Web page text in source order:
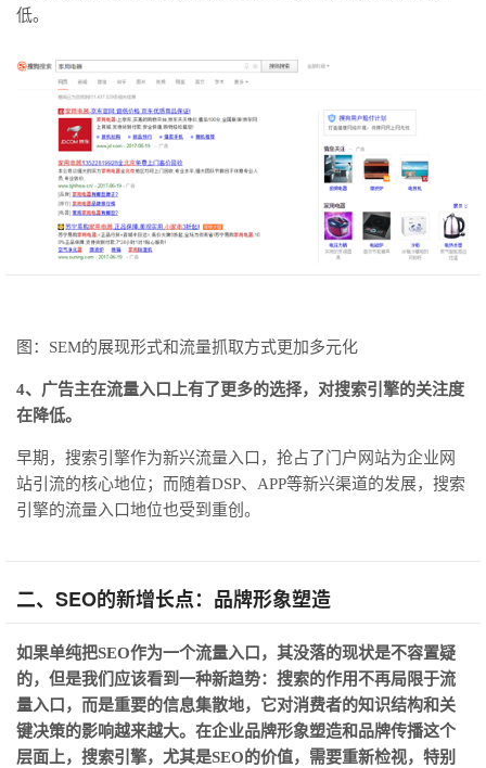
低。
图：SEM的展现形式和流量抓取方式更加多元化
4、广告主在流量入口上有了更多的选择，对搜索引擎的关注度
在降低。
早期，搜索引擎作为新兴流量入口，抢占了门户网站为企业网
站引流的核心地位；而随着DSP、APP等新兴渠道的发展，搜索
引擎的流量入口地位也受到重创。
二、SEO的新增长点：品牌形象塑造
如果单纯把SEO作为一个流量入口，其没落的现状是不容置疑
的，但是我们应该看到一种新趋势：搜索的作用不再局限于流
量入口，而是重要的信息集散地，它对消费者的知识结构和关
键决策的影响越来越大。在企业品牌形象塑造和品牌传播这个
层面上，搜索引擎，尤其是SEO的价值，需要重新检视，特别